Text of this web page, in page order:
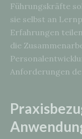
Führungskräfte
sie selbst an
Erfahrungen
die
Anforderungen